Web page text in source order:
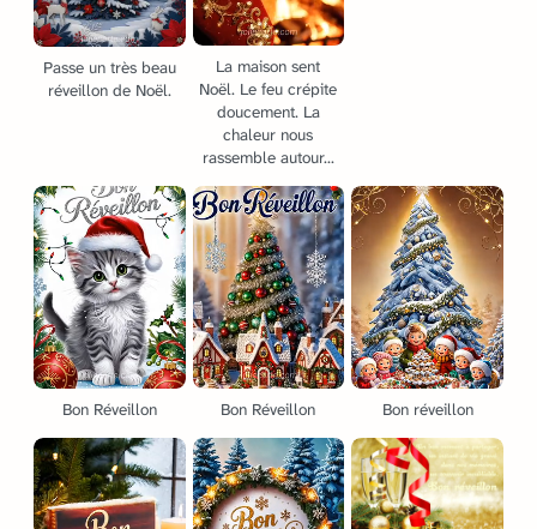
Passe un très beau
réveillon de Noël.
La maison sent
Noël. Le feu crépite
doucement. La
chaleur nous
rassemble autour...
Bon Réveillon Bon Réveillon Bon réveillon